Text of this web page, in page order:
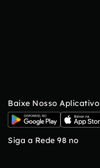
Baixe Nosso Aplicativo
Siga a Rede 98 no